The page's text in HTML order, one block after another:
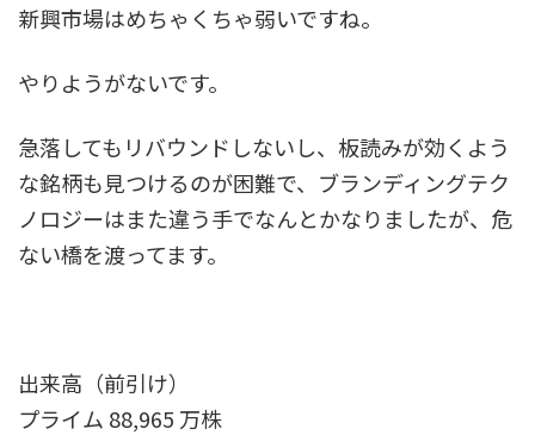
新興市場はめちゃくちゃ弱いですね。
やりようがないです。
急落してもリバウンドしないし、板読みが効くよう
な銘柄も見つけるのが困難で、ブランディングテク
ノロジーはまた違う手でなんとかなりましたが、危
ない橋を渡ってます。
出来高（前引け）
プライム 88,965 万株